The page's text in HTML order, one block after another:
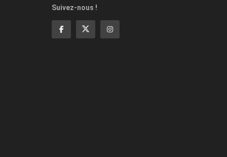
Suivez-nous !